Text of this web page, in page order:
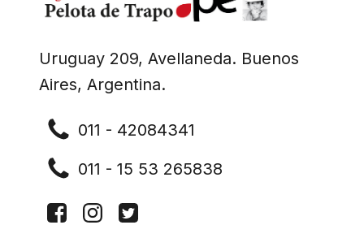
Uruguay 209, Avellaneda. Buenos
Aires, Argentina.
011 - 42084341
011 - 15 53 265838